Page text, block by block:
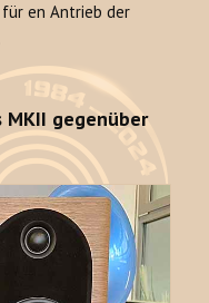
en Antrieb der
MKII gegenüber